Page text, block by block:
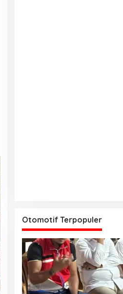
Otomotif Terpopuler